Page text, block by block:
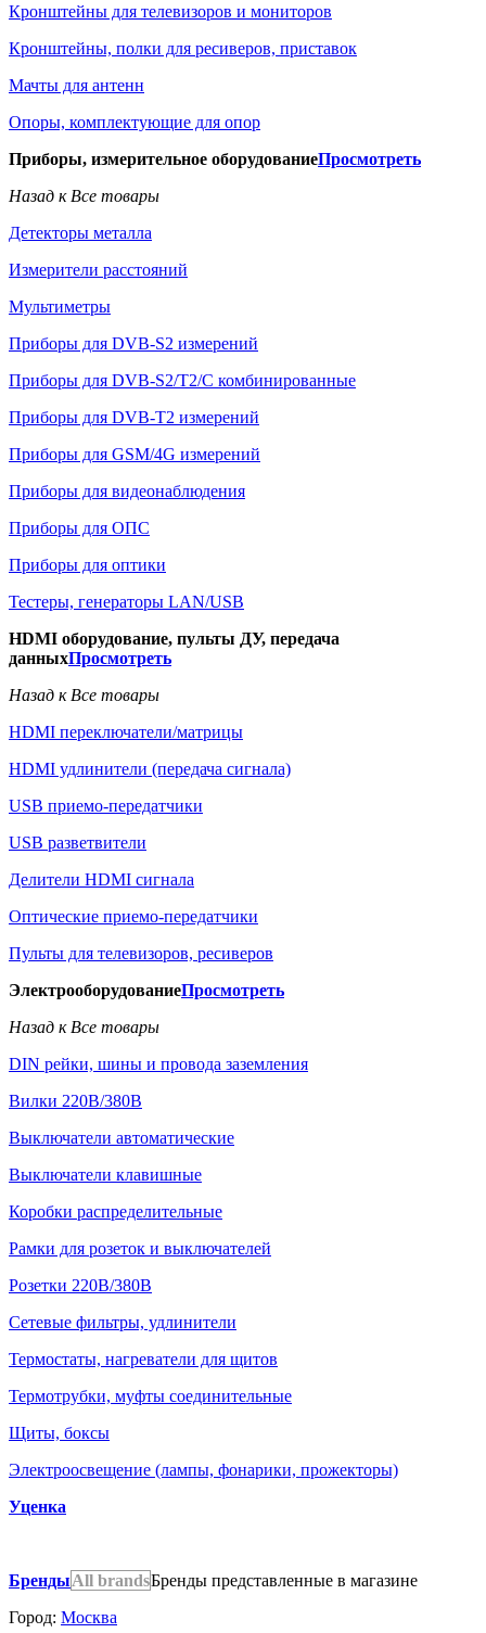
Кронштейны для телевизоров и мониторов
Кронштейны, полки для ресиверов, приставок
Мачты для антенн
Опоры, комплектующие для опор
Приборы, измерительное оборудованиеПросмотреть
Назад к Все товары
Детекторы металла
Измерители расстояний
Мультиметры
Приборы для DVB-S2 измерений
Приборы для DVB-S2/T2/C комбинированные
Приборы для DVB-T2 измерений
Приборы для GSM/4G измерений
Приборы для видеонаблюдения
Приборы для ОПС
Приборы для оптики
Тестеры, генераторы LAN/USB
HDMI оборудование, пульты ДУ, передача
данныхПросмотреть
Назад к Все товары
HDMI переключатели/матрицы
HDMI удлинители (передача сигнала)
USB приемо-передатчики
USB разветвители
Делители HDMI сигнала
Оптические приемо-передатчики
Пульты для телевизоров, ресиверов
ЭлектрооборудованиеПросмотреть
Назад к Все товары
DIN рейки, шины и провода заземления
Вилки 220В/380В
Выключатели автоматические
Выключатели клавишные
Коробки распределительные
Рамки для розеток и выключателей
Розетки 220В/380В
Сетевые фильтры, удлинители
Термостаты, нагреватели для щитов
Термотрубки, муфты соединительные
Щиты, боксы
Электроосвещение (лампы, фонарики, прожекторы)
Уценка
БрендыAll brandsБренды представленные в магазине
Город: Москва